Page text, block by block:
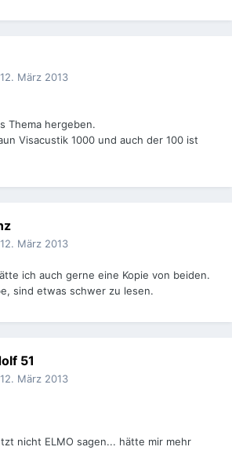
12. März 2013
Thema hergeben.
Visacustik 1000 und auch der 100 ist
12. März 2013
ich auch gerne eine Kopie von beiden.
sind etwas schwer zu lesen.
51
12. März 2013
nicht ELMO sagen... hätte mir mehr